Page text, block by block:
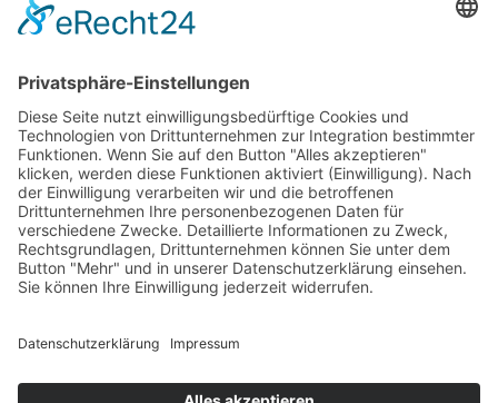
LogIn
Sitemap
POSTANSCHRIFT
Gesamtschule Osterfeld
Westfälische Straße 17
46117 Oberhausen
UNSERE PARTNER